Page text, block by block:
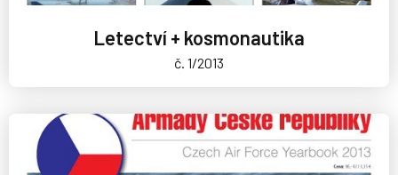
Letectví + kosmonautika
č. 1/2013